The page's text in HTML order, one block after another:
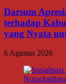
Darsum
terhadap
yang Nyata
6 Agustus 2026